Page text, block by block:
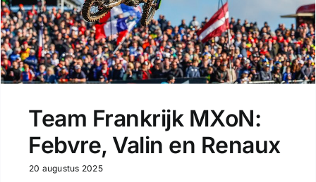
Team Frankrijk MXoN:
Febvre, Valin en Renaux
20 augustus 2025